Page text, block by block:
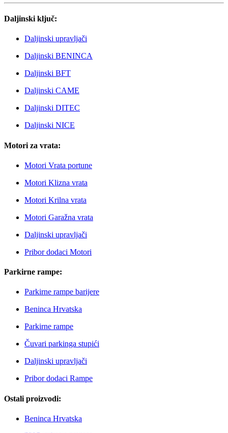
Daljinski ključ:
Daljinski upravljači
Daljinski BENINCA
Daljinski BFT
Daljinski CAME
Daljinski DITEC
Daljinski NICE
Motori za vrata:
Motori Vrata portune
Motori Klizna vrata
Motori Krilna vrata
Motori Garažna vrata
Daljinski upravljači
Pribor dodaci Motori
Parkirne rampe:
Parkirne rampe barijere
Beninca Hrvatska
Parkirne rampe
Čuvari parkinga stupići
Daljinski upravljači
Pribor dodaci Rampe
Ostali proizvodi:
Beninca Hrvatska